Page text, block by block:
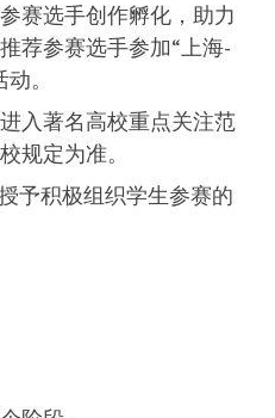
赛选手创作孵化，助力
荐参赛选手参加“上海-
。
入著名高校重点关注范
规定为准。
予积极组织学生参赛的